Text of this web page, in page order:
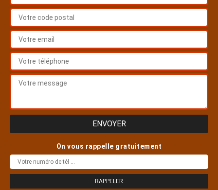
On vous rappelle gratuitement